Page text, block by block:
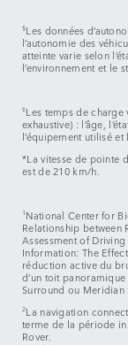
§Les données
l’autonomie des
atteinte varie selon
l’environnement et le
‡Les temps de
exhaustive) : l’âge,
l’équipement utilisé
*La vitesse de pointe
est de 210 km/h.
1 National Center for
Relationship between
Assessment of
Information: The
réduction active du
d’un toit
Surround ou Meridian
2La navigation
terme de la période
Rover.